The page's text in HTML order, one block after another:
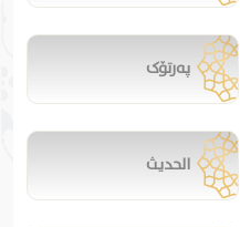
پەرتۆک
الحديث